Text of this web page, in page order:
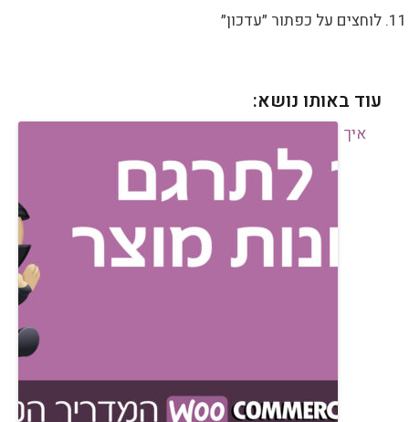
לוחצים על כפתור ״עדכון״
עוד באותו נושא:
איך